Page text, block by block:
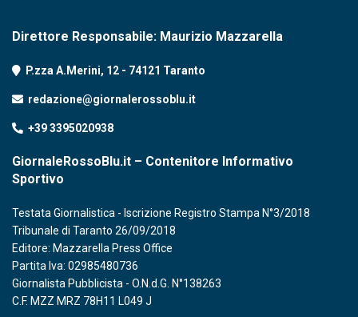
Direttore Responsabile: Maurizio Mazzarella
P.zza A.Merini, 12 - 74121 Taranto
redazione@giornalerossoblu.it
+39 3395020938
GiornaleRossoBlu.it – Contenitore Informativo
Sportivo
Testata Giornalistica - Iscrizione Registro Stampa N°3/2018
Tribunale di Taranto 26/09/2018
Editore: Mazzarella Press Office
Partita Iva: 02985480736
Giornalista Pubblicista - O.N.d.G. N°138263
C.F. MZZ MRZ 78H11 L049 J